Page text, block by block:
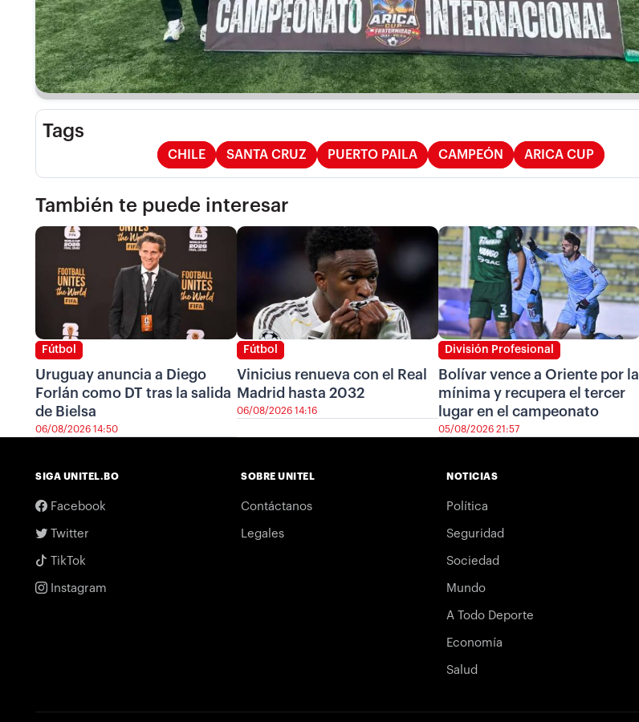
Tags
CHILE SANTA CRUZ PUERTO PAILA CAMPEÓN ARICA CUP
También te puede interesar
Fútbol
Uruguay anuncia a Diego
Forlán como DT tras la salida
de Bielsa
06/08/2026 14:50
Fútbol
Vinicius renueva con el Real
Madrid hasta 2032
06/08/2026 14:16
División Profesional
Bolívar vence a Oriente por la
mínima y recupera el tercer
lugar en el campeonato
05/08/2026 21:57
SIGA UNITEL.BO
Facebook
Twitter
TikTok
Instagram
SOBRE UNITEL
Contáctanos
Legales
NOTICIAS
Política
Seguridad
Sociedad
Mundo
A Todo Deporte
Economía
Salud